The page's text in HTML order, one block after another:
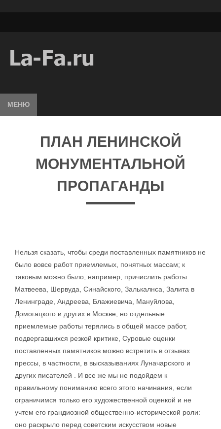
МЕНЮ
ПЛАН ЛЕНИНСКОЙ
МОНУМЕНТАЛЬНОЙ
ПРОПАГАНДЫ
Нельзя сказать, чтобы среди поставленных памятников не
было вовсе работ приемлемых, понятных массам; к
таковым можно было, например, причислить работы
Матвеева, Шервуда, Синайского, Залькалнса, Залита в
Ленинграде, Андреева, Блажиевича, Мануйлова,
Домогацкого и других в Москве; но отдельные
приемлемые работы терялись в общей массе работ,
подвергавшихся резкой критике, Суровые оценки
поставленных памятников можно встретить в отзывах
прессы, в частности, в высказываниях Луначарского и
других писателей . И все же мы не подойдем к
правильному пониманию всего этого начинания, если
ограничимся только его художественной оценкой и не
учтем его грандиозной общественно-исторической роли:
оно раскрыло перед советским искусством новые